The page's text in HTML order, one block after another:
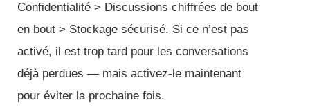
Confidentialité > Discussions chiffrées de bout
en bout > Stockage sécurisé. Si ce n’est pas
activé, il est trop tard pour les conversations
déjà perdues — mais activez-le maintenant
pour éviter la prochaine fois.